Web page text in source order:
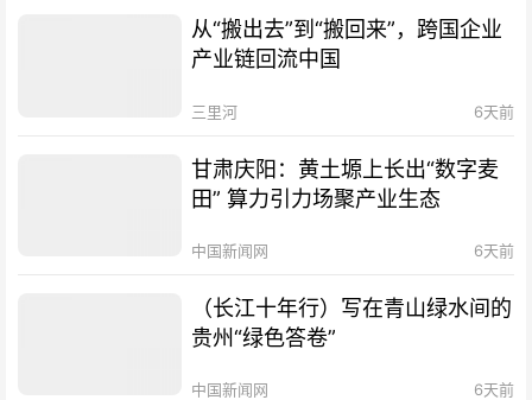
从“搬出去”到“搬回来”，跨国企业
产业链回流中国
三里河 6天前
甘肃庆阳：黄土塬上长出“数字麦
田” 算力引力场聚产业生态
中国新闻网 6天前
（长江十年行）写在青山绿水间的
贵州“绿色答卷”
中国新闻网 6天前